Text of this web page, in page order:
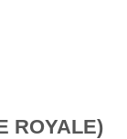
ROYALE)